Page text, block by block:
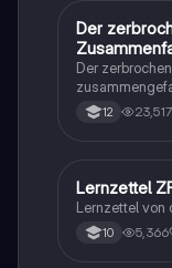
Deutsch
Der
Der
12 23,517
Mathe
Lernzettel
Lernzettel von
10 5,366